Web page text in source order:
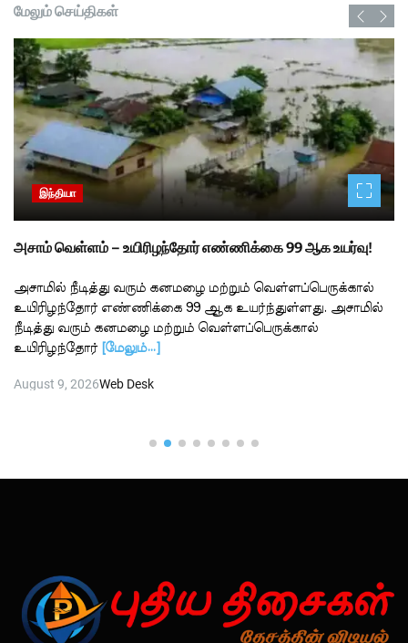
மேலும் செய்திகள்
இந்தியா
அசாம் வெள்ளம் – உயிரிழந்தோர் எண்ணிக்கை 99 ஆக உயர்வு!
அசாமில் நீடித்து வரும் கனமழை மற்றும் வெள்ளப்பெருக்கால்
உயிரிழந்தோர் எண்ணிக்கை 99 ஆக உயர்ந்துள்ளது. அசாமில்
நீடித்து வரும் கனமழை மற்றும் வெள்ளப்பெருக்கால்
உயிரிழந்தோர் [மேலும்…]
August 9, 2026Web Desk